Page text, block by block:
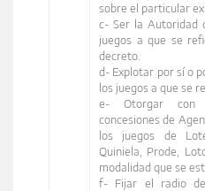
sobre el particular
c- Ser la Autoridad
juegos a que se
decreto.
d- Explotar por sí o
los juegos a que se
e- Otorgar con
concesiones de
los juegos de
Quiniela, Prode,
modalidad que se
f- Fijar el radio de